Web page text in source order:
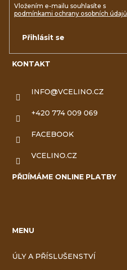
KONTAKT
INFO@VCELINO.CZ
+420 774 009 069
FACEBOOK
VCELINO.CZ
PŘIJÍMÁME ONLINE PLATBY
MENU
ÚLY A PŘÍSLUŠENSTVÍ
Vložením e-mailu souhlasíte s
podmínkami ochrany osobních údajů
Přihlásit se